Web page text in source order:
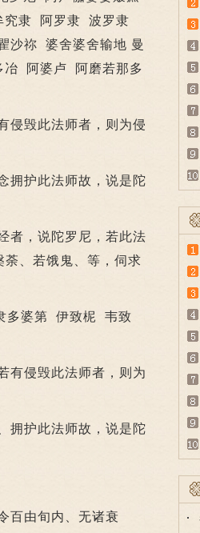
究隶 阿罗隶 波罗隶
沙祢 婆舍婆舍输地 曼
阿婆卢 阿磨若那多
毁此法师者，则为侵
护此法师故，说是陀
，说陀罗尼，若此法
、若饿鬼、等，伺求
婆第 伊致柅 韦致
有侵毁此法师者，则为
拥护此法师故，说是陀
百由旬内、无诸衰